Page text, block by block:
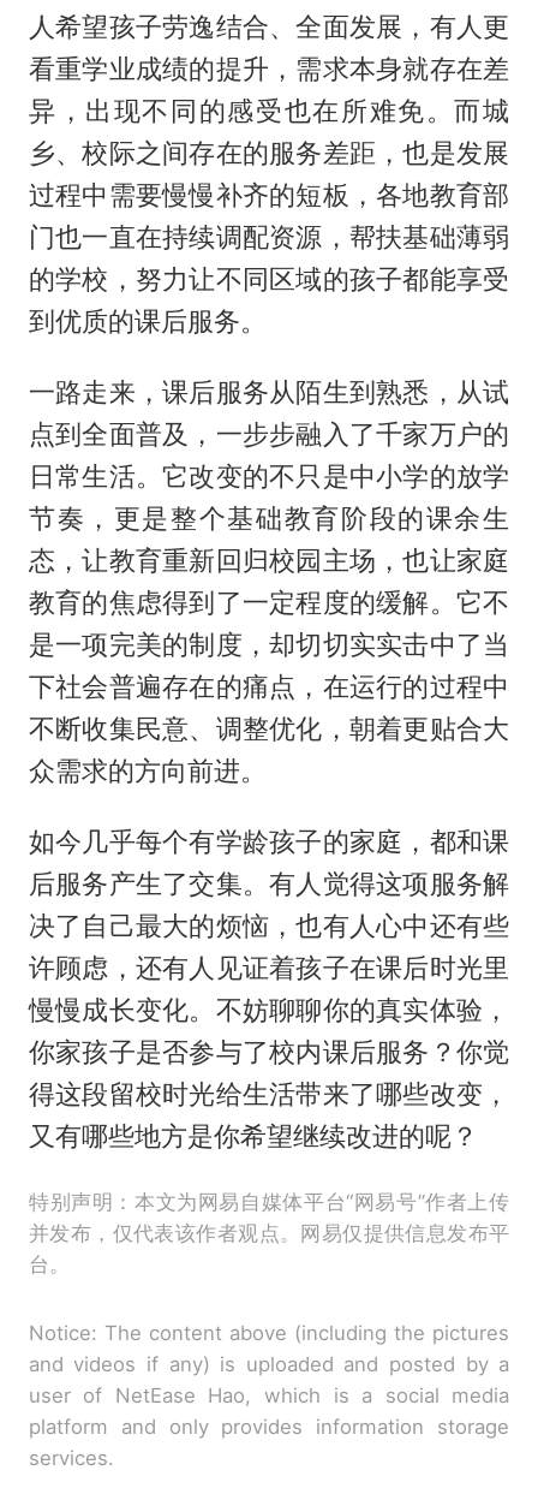
人希望孩子劳逸结合、全面发展，有人更
看重学业成绩的提升，需求本身就存在差
异，出现不同的感受也在所难免。而城
乡、校际之间存在的服务差距，也是发展
过程中需要慢慢补齐的短板，各地教育部
门也一直在持续调配资源，帮扶基础薄弱
的学校，努力让不同区域的孩子都能享受
到优质的课后服务。
一路走来，课后服务从陌生到熟悉，从试
点到全面普及，一步步融入了千家万户的
日常生活。它改变的不只是中小学的放学
节奏，更是整个基础教育阶段的课余生
态，让教育重新回归校园主场，也让家庭
教育的焦虑得到了一定程度的缓解。它不
是一项完美的制度，却切切实实击中了当
下社会普遍存在的痛点，在运行的过程中
不断收集民意、调整优化，朝着更贴合大
众需求的方向前进。
如今几乎每个有学龄孩子的家庭，都和课
后服务产生了交集。有人觉得这项服务解
决了自己最大的烦恼，也有人心中还有些
许顾虑，还有人见证着孩子在课后时光里
慢慢成长变化。不妨聊聊你的真实体验，
你家孩子是否参与了校内课后服务？你觉
得这段留校时光给生活带来了哪些改变，
又有哪些地方是你希望继续改进的呢？
特别声明：本文为网易自媒体平台“网易号”作者上传
并发布，仅代表该作者观点。网易仅提供信息发布平
台。
Notice: The content above (including the pictures
and videos if any) is uploaded and posted by a
user of NetEase Hao, which is a social media
platform and only provides information storage
services.